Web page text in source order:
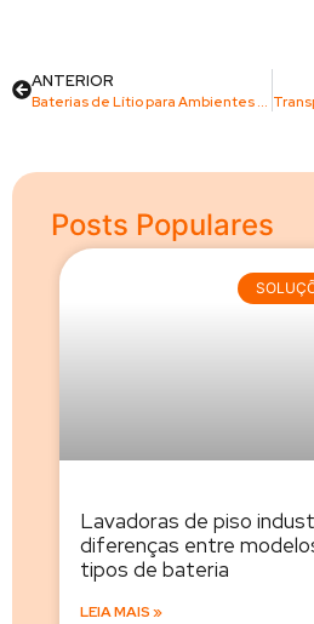
ANTERIOR
Posts Populares
Lavadoras de piso
diferenças entre
tipos de bateria
LEIA MAIS »